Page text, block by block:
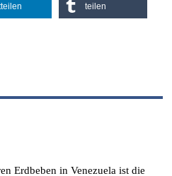
teilen
Erdbeben in Venezuela ist die